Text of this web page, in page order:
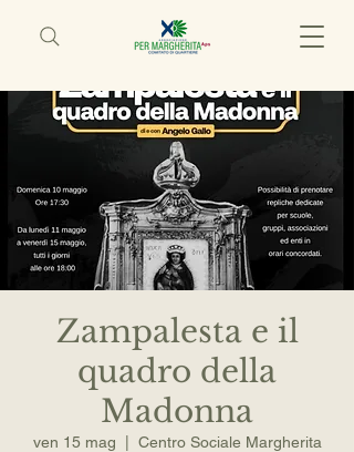
Zampalesta e il
quadro della
Madonna
ven 15 mag Centro Sociale Margherita